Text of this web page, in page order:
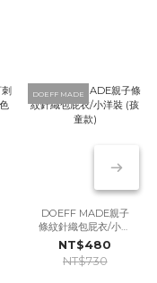
DOEFF MADE
DOEFF MADE親子
條紋針織包屁衣/小洋
裝 (孩童款)
NT$480
NT$730